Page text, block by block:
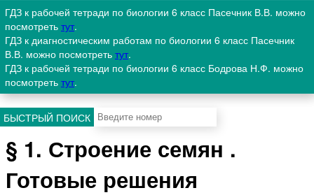
ГДЗ к рабочей тетради по биологии 6 класс Пасечник В.В. можно
посмотреть тут.
ГДЗ к диагностическим работам по биологии 6 класс Пасечник
В.В. можно посмотреть тут.
ГДЗ к рабочей тетради по биологии 6 класс Бодрова Н.Ф. можно
посмотреть тут.
БЫСТРЫЙ ПОИСК
§ 1. Строение семян .
Готовые решения